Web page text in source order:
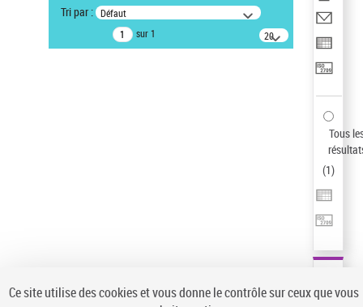
Type de notice d'autorité
Tri par : Défaut
sur 1
20
résultats/page
Tous
(1)
Ce site utilise des cookies et vous donne le contrôle sur ceux que vous